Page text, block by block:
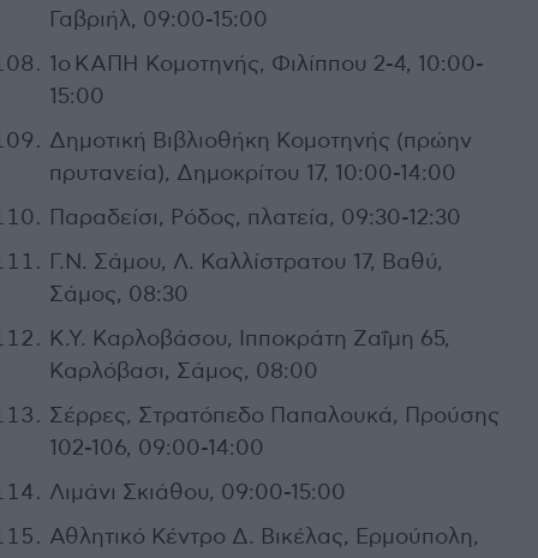
Γαβριήλ, 09:00-15:00
1ο ΚΑΠΗ Κομοτηνής, Φιλίππου 2-4, 10:00-
15:00
Δημοτική Βιβλιοθήκη Κομοτηνής (πρώην
πρυτανεία), Δημοκρίτου 17, 10:00-14:00
Παραδείσι, Ρόδος, πλατεία, 09:30-12:30
Γ.Ν. Σάμου, Λ. Καλλίστρατου 17, Βαθύ,
Σάμος, 08:30
Κ.Υ. Καρλοβάσου, Ιπποκράτη Ζαΐμη 65,
Καρλόβασι, Σάμος, 08:00
Σέρρες, Στρατόπεδο Παπαλουκά, Προύσης
102-106, 09:00-14:00
Λιμάνι Σκιάθου, 09:00-15:00
Αθλητικό Κέντρο Δ. Βικέλας, Ερμούπολη,